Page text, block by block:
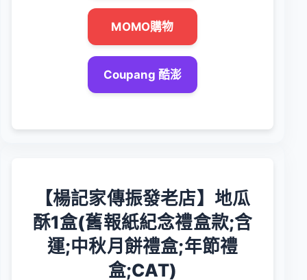
MOMO購物
Coupang 酷澎
【楊記家傳振發老店】地瓜
酥1盒(舊報紙紀念禮盒款;含
運;中秋月餅禮盒;年節禮
盒;CAT)